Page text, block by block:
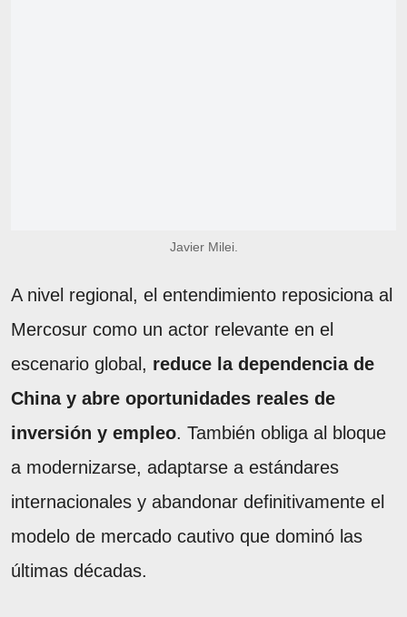
Javier Milei.
A nivel regional, el entendimiento reposiciona al
Mercosur como un actor relevante en el
escenario global, reduce la dependencia de
China y abre oportunidades reales de
inversión y empleo. También obliga al bloque
a modernizarse, adaptarse a estándares
internacionales y abandonar definitivamente el
modelo de mercado cautivo que dominó las
últimas décadas.